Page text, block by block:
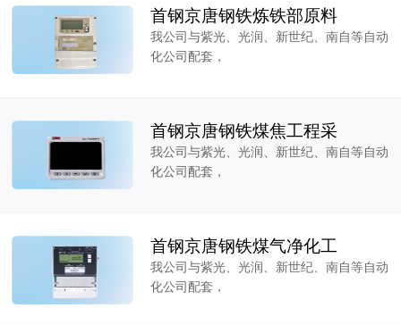
首钢京唐钢铁炼铁部原料
我公司与紫光、光润、新世纪、南自等自动
化公司配套，
首钢京唐钢铁煤焦工程采
我公司与紫光、光润、新世纪、南自等自动
化公司配套，
首钢京唐钢铁煤气净化工
我公司与紫光、光润、新世纪、南自等自动
化公司配套，